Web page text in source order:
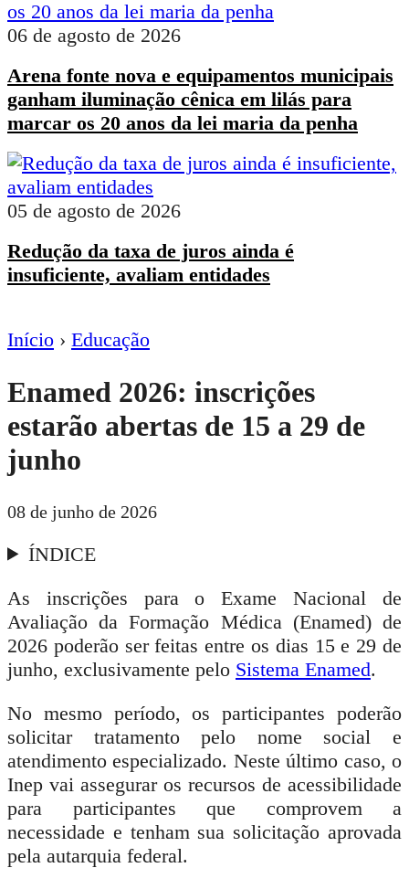
06 de agosto de 2026
Arena fonte nova e equipamentos municipais
ganham iluminação cênica em lilás para
marcar os 20 anos da lei maria da penha
05 de agosto de 2026
Redução da taxa de juros ainda é
insuficiente, avaliam entidades
Início › Educação
Enamed 2026: inscrições
estarão abertas de 15 a 29 de
junho
08 de junho de 2026
ÍNDICE
As inscrições para o Exame Nacional de
Avaliação da Formação Médica (Enamed) de
2026 poderão ser feitas entre os dias 15 e 29 de
junho, exclusivamente pelo Sistema Enamed.
No mesmo período, os participantes poderão
solicitar tratamento pelo nome social e
atendimento especializado. Neste último caso, o
Inep vai assegurar os recursos de acessibilidade
para participantes que comprovem a
necessidade e tenham sua solicitação aprovada
pela autarquia federal.